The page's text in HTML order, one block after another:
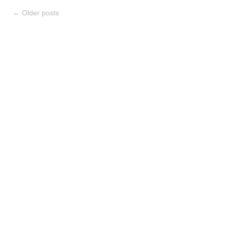
← Older posts